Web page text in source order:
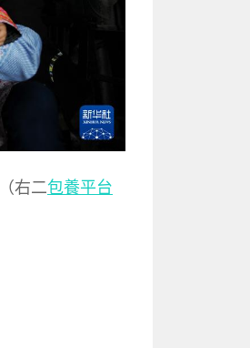
右二包養平台